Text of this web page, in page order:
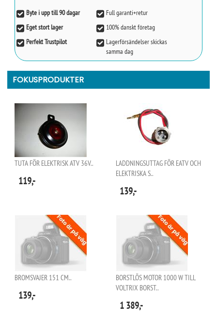
Byte i upp till 90 dagar
Full garanti+retur
Eget stort lager
100% danskt företag
Perfekt Trustpilot
Lagerförsändelser skickas
samma dag
FOKUSPRODUKTER
TUTA FÖR ELEKTRISK ATV 36V..
119,-
LADDNINGSUTTAG FÖR EATV OCH
ELEKTRISKA S..
139,-
BROMSVAJER 151 CM..
139,-
BORSTLÖS MOTOR 1000 W TILL
VOLTRIX BORST..
1 389,-